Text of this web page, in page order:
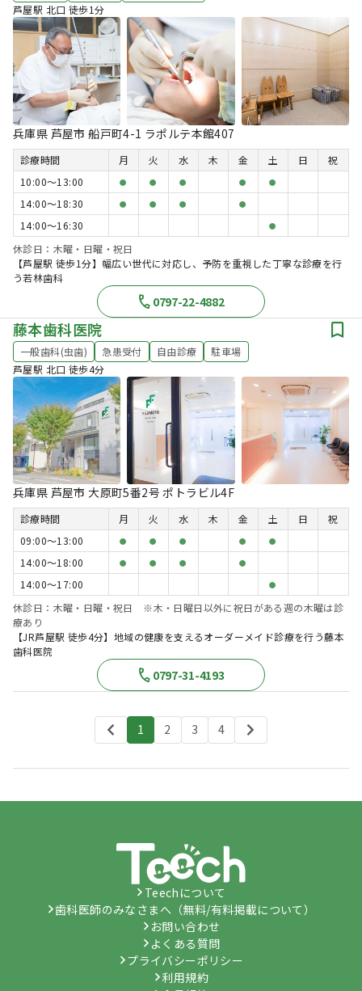
芦屋駅 北口 徒歩1分
兵庫県 芦屋市 船戸町4-1 ラポルテ本館407
診療時間 月 火 水 木 金 土 日
祝
10:00〜13:00
● ● ● ● ●
14:00〜18:30 ● ● ● ●
14:00〜16:30 ●
休診日：木曜・日曜・祝日
【芦屋駅 徒歩1分】幅広い世代に対応し、予防を重視した丁寧な診療を行
う若林歯科
0797-22-4882
藤本歯科医院
一般歯科(虫歯) 急患受付 自由診療
駐車場
芦屋駅 北口 徒歩4分
兵庫県 芦屋市 大原町5番2号 ポトラビル4F
診療時間 月 火 水 木 金 土 日
祝
09:00〜13:00
● ● ● ● ●
14:00〜18:00 ● ● ● ●
14:00〜17:00 ●
休診日：木曜・日曜・祝日 ※木・日曜日以外に祝日がある週の木曜は診
療あり
【JR芦屋駅 徒歩4分】地域の健康を支えるオーダーメイド診療を行う藤本
歯科医院
0797-31-4193
1 2 3 4
Teechについて
歯科医師のみなさまへ（無料/有料掲載について）
お問い合わせ
よくある質問
プライバシーポリシー
利用規約